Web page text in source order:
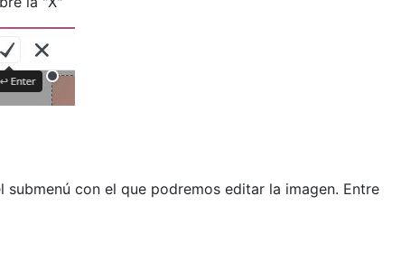
con el que podremos editar la imagen. Entre